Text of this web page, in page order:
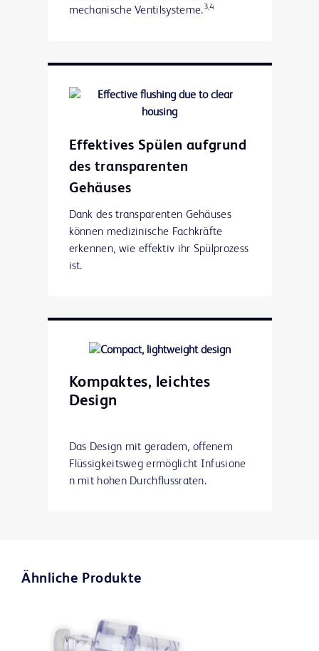
mechanische Ventilsysteme.3,4
Effektives Spülen aufgrund
des transparenten
Gehäuses
Dank des transparenten Gehäuses
können medizinische Fachkräfte
erkennen, wie effektiv ihr Spülprozess
ist.
Kompaktes, leichtes
Design
Das Design mit geradem, offenem
Flüssigkeitsweg ermöglicht Infusione
n mit hohen Durchflussraten.
Ähnliche Produkte